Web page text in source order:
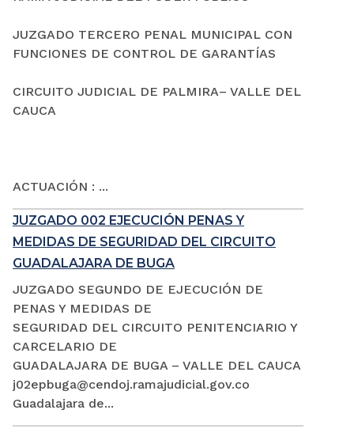
JUZGADO TERCERO PENAL MUNICIPAL CON
FUNCIONES DE CONTROL DE GARANTÍAS
CIRCUITO JUDICIAL DE PALMIRA– VALLE DEL
CAUCA
ACTUACIÓN : ...
JUZGADO 002 EJECUCIÓN PENAS Y
MEDIDAS DE SEGURIDAD DEL CIRCUITO
GUADALAJARA DE BUGA
JUZGADO SEGUNDO DE EJECUCIÓN DE
PENAS Y MEDIDAS DE
SEGURIDAD DEL CIRCUITO PENITENCIARIO Y
CARCELARIO DE
GUADALAJARA DE BUGA – VALLE DEL CAUCA
j02epbuga@cendoj.ramajudicial.gov.co
Guadalajara de...